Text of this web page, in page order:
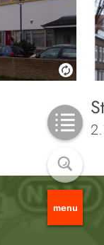
menu